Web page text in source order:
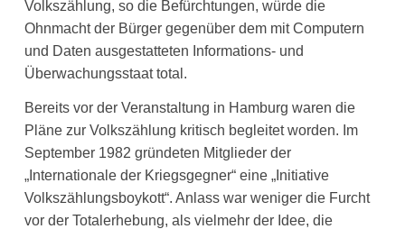
Volkszählung, so die Befürchtungen, würde die
Ohnmacht der Bürger gegenüber dem mit Computern
und Daten ausgestatteten Informations- und
Überwachungsstaat total.
Bereits vor der Veranstaltung in Hamburg waren die
Pläne zur Volkszählung kritisch begleitet worden. Im
September 1982 gründeten Mitglieder der
„Internationale der Kriegsgegner“ eine „Initiative
Volkszählungsboykott“. Anlass war weniger die Furcht
vor der Totalerhebung, als vielmehr der Idee, die